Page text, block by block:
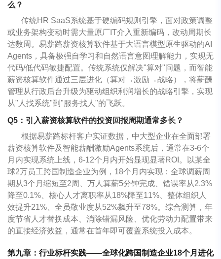
么？
传统HR SaaS系统基于硬编码规则引擎，面对政策调整
或业务架构变动时需大量原厂IT介入重新编码，改动周期长
达数周。易薪路薪资核算软件基于大语言模型原生驱动的AI
Agents，具备极强自学习和自然语言意图理解能力，实现无
代码/低代码敏捷配置。传统系统仅解决"算对"问题，而智能
薪资核算软件通过三层进化（算对→激励→战略），将薪酬
管理从行政后台升级为驱动组织利润增长的战略引擎，实现
从"人找系统"到"服务找人"的飞跃。
Q5：引入薪资核算软件的投资回报周期通常多长？
根据易薪路标杆客户实证数据，中大型企业在全面部署
薪资核算软件及智能薪酬激励Agents系统后，通常在3-6个
月内实现系统上线，6-12个月内开始显现显著ROI。以某全
球2万员工跨国制造企业为例，18个月内实现：全球调薪周
期从3个月缩短至2周、万人算薪5分钟完成、错误率从2.3%
降至0.1%、核心人才离职率从18%降至11%、整体组织人
效提升21%、全员敬业度从52%飙升至78%。综合测算，年
度节省人才替换成本、消除错漏风险、优化劳动力配置带来
的直接经济效益，通常在首年即可覆盖系统投入成本。
第九章：行业标杆实践——全球化跨国制造企业18个月进化